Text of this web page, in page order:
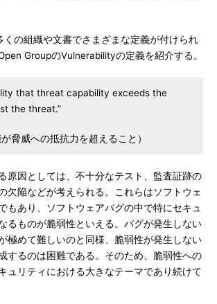
の組織や文書でさまざまな定義が付けられ
GroupのVulnerabilityの定義を紹介する。
that threat capability exceeds the
the threat.”
が脅威への抵抗力を超えること）
原因としては、不十分なテスト、監査証跡の
欠陥などが考えられる。これらはソフトウェ
もあり、ソフトウェアバグの中で特にセキュ
るものが脆弱性といえる。バグが発生しない
極めて難しいのと同様、脆弱性が発生しない
するのは困難である。そのため、脆弱性への
ュリティにおける大きなテーマであり続けて